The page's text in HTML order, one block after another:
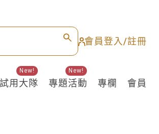
會員登入/註冊
試用大隊
New!
專題活動
New!
專欄 會員